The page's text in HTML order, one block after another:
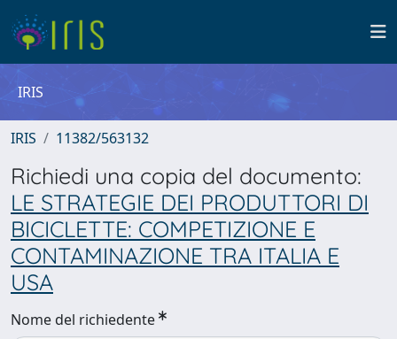
IRIS
IRIS 11382/563132
Richiedi una copia del documento:
LE STRATEGIE DEI PRODUTTORI DI
BICICLETTE: COMPETIZIONE E
CONTAMINAZIONE TRA ITALIA E
USA
Nome del richiedente